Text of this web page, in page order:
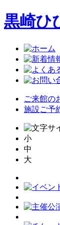
黒崎ひ
ご来館の
施設ご予
小
中
大